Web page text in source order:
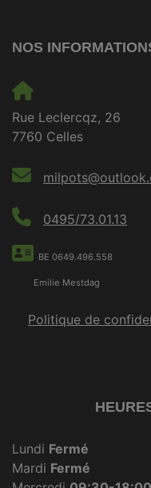
NOS
Rue Leclercqz, 26
7760 Celles
0495/73.01.13
BE 0649.496.558
Emilie Mestdag
Politique de
Lundi Fermé
Mardi Fermé